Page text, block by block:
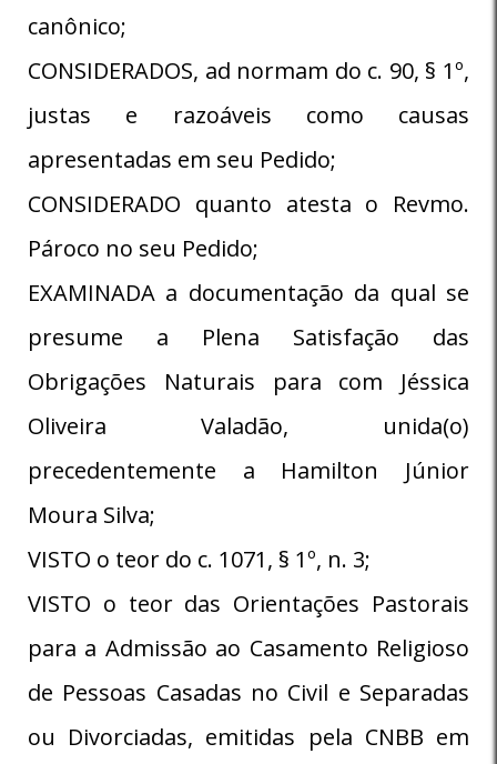
canônico;
CONSIDERADOS, ad normam do c. 90, § 1º,
justas e razoáveis como causas
apresentadas em seu Pedido;
CONSIDERADO quanto atesta o Revmo.
Pároco no seu Pedido;
EXAMINADA a documentação da qual se
presume a Plena Satisfação das
Obrigações Naturais para com Jéssica
Oliveira Valadão, unida(o)
precedentemente a Hamilton Júnior
Moura Silva;
VISTO o teor do c. 1071, § 1º, n. 3;
VISTO o teor das Orientações Pastorais
para a Admissão ao Casamento Religioso
de Pessoas Casadas no Civil e Separadas
ou Divorciadas, emitidas pela CNBB em